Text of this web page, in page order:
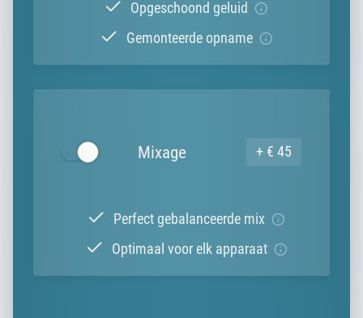
Opgeschoond geluid
Gemonteerde opname
+ € 45
Mixage
Perfect gebalanceerde mix
Optimaal voor elk apparaat